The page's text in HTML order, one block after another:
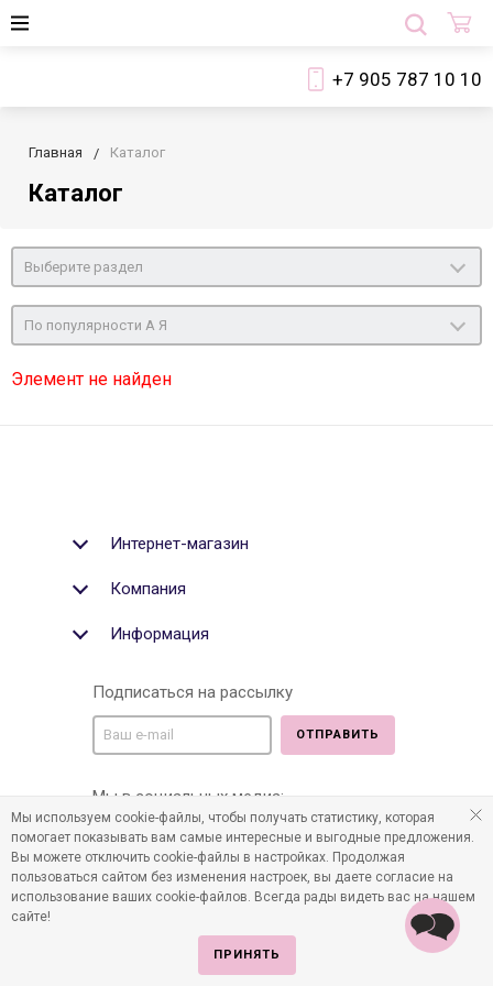
+7 905 787 10 10
Главная Каталог
Каталог
Выберите раздел
По популярности А Я
Элемент не найден
Интернет-магазин
Компания
Информация
Подписаться на рассылку
ОТПРАВИТЬ
Мы в социальных медиа:
©2011-2026 Все права защищены. Интернет-магазин
Мы используем cookie-файлы, чтобы получать статистику, которая
помогает показывать вам самые интересные и выгодные предложения.
Вы можете отключить cookie-файлы в настройках. Продолжая
пользоваться сайтом без изменения настроек, вы даете согласие на
использование ваших cookie-файлов. Всегда рады видеть вас на нашем
сайте!
ПРИНЯТЬ